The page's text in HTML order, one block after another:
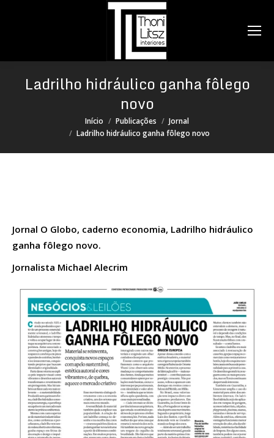
Ladrilho hidráulico ganha fôlego
novo
Início Publicações
Jornal
Ladrilho hidráulico ganha fôlego novo
Jornal O Globo, caderno economia, Ladrilho hidráulico
ganha fôlego novo.
Jornalista Michael Alecrim